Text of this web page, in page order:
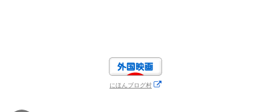
にほんブログ村